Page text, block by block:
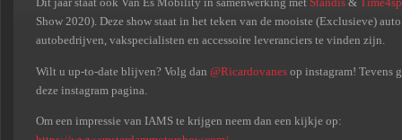
Show 2020). Deze show staat in het teken van de mooiste (Exclusieve)
autobedrijven, vakspecialisten en accessoire leveranciers te vinden zijn.
Wilt u up-to-date blijven? Volg dan @Ricardovanes op instagram! Tevens
deze instagram pagina.
Om een impressie van IAMS te krijgen neem dan een kijkje op: